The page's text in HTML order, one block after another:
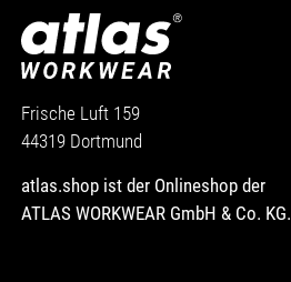
Frische Luft 159
44319 Dortmund
atlas.shop ist der Onlineshop der
ATLAS WORKWEAR GmbH & Co. KG.